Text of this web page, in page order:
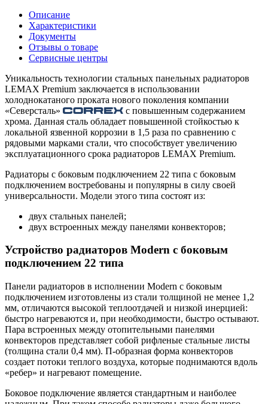
Описание
Характеристики
Документы
Отзывы о товаре
Сервисные центры
Уникальность технологии стальных панельных радиаторов
LEMAX Premium заключается в использовании
холоднокатаного проката нового поколения компании
«Северсталь»
с повышенным содержанием
хрома. Данная сталь обладает повышенной стойкостью к
локальной язвенной коррозии в 1,5 раза по сравнению с
рядовыми марками стали, что способствует увеличению
эксплуатационного срока радиаторов LEMAX Premium.
Радиаторы с боковым подключением 22 типа с боковым
подключением востребованы и популярны в силу своей
универсальности. Модели этого типа состоят из:
двух стальных панелей;
двух встроенных между панелями конвекторов;
Устройство радиаторов Modern с боковым
подключением 22 типа
Панели радиаторов в исполнении Modern с боковым
подключением изготовлены из стали толщиной не менее 1,2
мм, отличаются высокой теплоотдачей и низкой инерцией:
быстро нагреваются и, при необходимости, быстро остывают.
Пара встроенных между отопительными панелями
конвекторов представляет собой рифленые стальные листы
(толщина стали 0,4 мм). П-образная форма конвекторов
создает потоки теплого воздуха, которые поднимаются вдоль
«ребер» и нагревают помещение.
Боковое подключение является стандартным и наиболее